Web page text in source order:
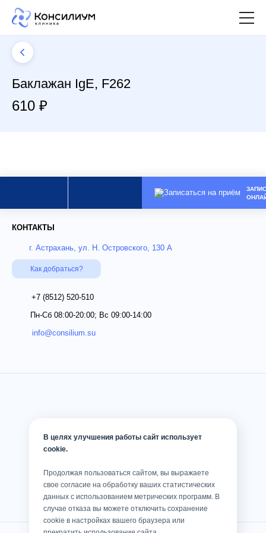
Баклажан IgE, F262
610 ₽
КОНТАКТЫ
г. Астрахань, ул. Н. Островского, 130 А
Как добраться?
+7 (8512) 520-510
Пн-Сб 08:00-20:00; Вс 09:00-14:00
info@consilium.su
В целях улучшения работы сайт использует
cookie.
Продолжая пользоваться сайтом, вы выражаете
свое согласие на обработку ваших статистических
данных с использованием метрических программ. В
случае отказа вы можете отключить сохранение
cookie в настройках вашего браузера или